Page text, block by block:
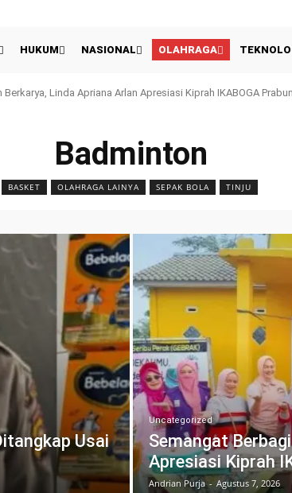
HUKUM NASIONAL OLAHRAGA
Linda Apriana Arlan Apresiasi Kiprah IKABOGA
Ancam Boikot Piala Dunia Meski Gianni Infantino Meminta
Badminton
BASKET OLAHRAGA LAINYA SEPAK BOLA TINJU
Usai
Uncategorized
Semangat
Apresiasi Kiprah
Andrian Purja - Agustus 7, 2026